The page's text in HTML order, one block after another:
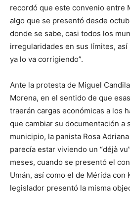
recordó que este convenio entre
algo que se presentó desde
donde se sabe, casi todos los
irregularidades en sus límites, así
ya lo va corrigiendo”.
Ante la protesta de Miguel
Morena, en el sentido de que
traerán cargas económicas a los
que cambiar su documentación a
municipio, la panista Rosa
parecía estar viviendo un “déjà
meses, cuando se presentó el
Umán, así como el de Mérida con
legislador presentó la misma